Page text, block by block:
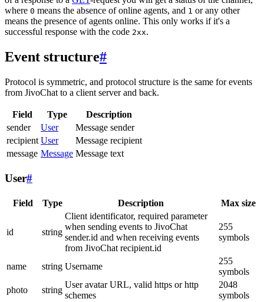
where 0 means the absence of online agents, and 1 or any other
means the presence of agents online. This only works if it's a
successful response with the code 2xx.
Event structure#
Protocol is symmetric, and protocol structure is the same for events
from JivoChat to a client server and back.
Field Type
Description
sender
User
Message sender
recipient User
Message recipient
message Message Message text
User#
Field Type Description Max size
id string
Client identificator, required parameter
when sending events to JivoChat
sender.id and when receiving events
from JivoChat recipient.id
255
symbols
name string Username
255
symbols
photo
string
User avatar URL, valid https or http
schemes
2048
symbols